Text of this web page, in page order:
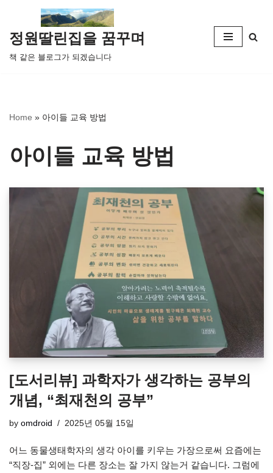
콘
텐
츠
뛰
정원딸린집을 꿈꾸며
책 같은 블로그가 되겠습니다
Home » 아이들 교육 방법
아이들 교육 방법
[도서리뷰] 과학자가 생각하는 공부의
개념, “최재천의 공부”
by omdroid 2025년 05월 15일
어느 동물생태학자의 생각 아이를 키우는 가장으로써 요즘에는
“직장-집” 외에는 다른 장소는 잘 가지 않는거 같습니다. 그럼에